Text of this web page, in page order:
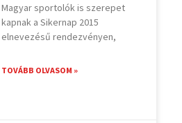
Magyar sportolók is szerepet
kapnak a Sikernap 2015
elnevezésű rendezvényen,
TOVÁBB OLVASOM »